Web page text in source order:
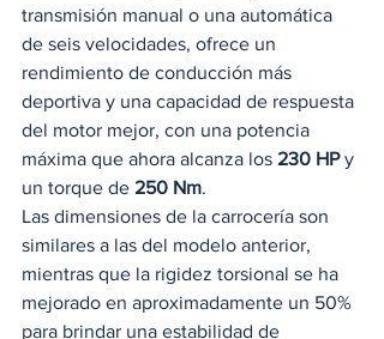
transmisión manual o una automática
de seis velocidades, ofrece un
rendimiento de conducción más
deportiva y una capacidad de respuesta
del motor mejor, con una potencia
máxima que ahora alcanza los 230 HP y
un torque de 250 Nm.
Las dimensiones de la carrocería son
similares a las del modelo anterior,
mientras que la rigidez torsional se ha
mejorado en aproximadamente un 50%
para brindar una estabilidad de